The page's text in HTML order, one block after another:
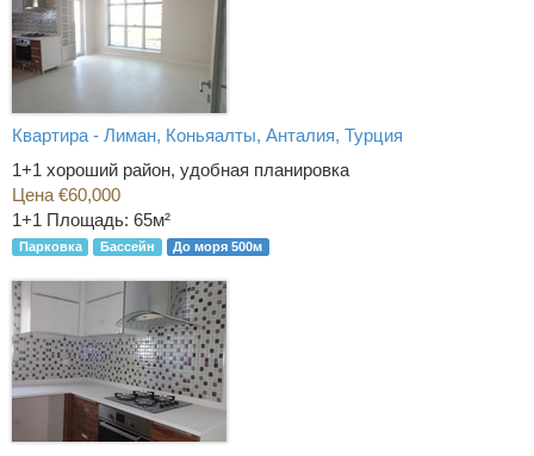
Квартира - Лиман, Коньяалты, Анталия, Турция
1+1 хороший район, удобная планировка
Цена €60,000
1+1 Площадь: 65м²
Парковка Бассейн До моря 500м